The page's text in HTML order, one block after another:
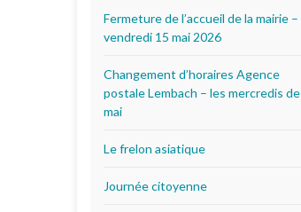
Fermeture de l’accueil de la mairie –
vendredi 15 mai 2026
Changement d’horaires Agence
postale Lembach – les mercredis de
mai
Le frelon asiatique
Journée citoyenne